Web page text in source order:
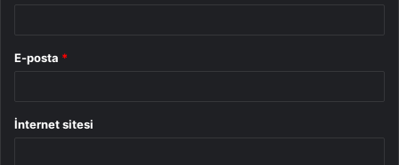
E-posta *
İnternet sitesi